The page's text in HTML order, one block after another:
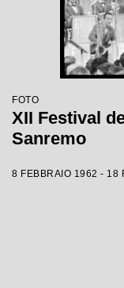
FOTO
XII Festival
Sanremo
8 FEBBRAIO 1962 - 18